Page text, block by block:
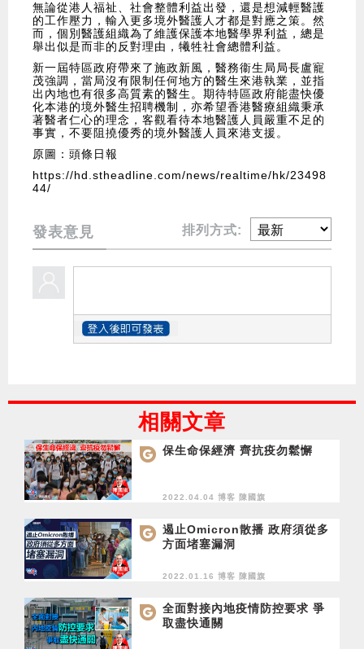
無論從港人福祉、社會整體利益出發，還是想減輕醫護
的工作壓力，輸入更多境外醫護人才都是對應之策。然
而，個別醫護組織為了維護保護本地醫學界利益，總是
舉出似是而非的反對理由，犧牲社會總體利益。
新一屆特區政府帶來了施政新風，醫務衞生局局長盧寵
茂強調，當局沒有限制任何地方的醫生來港執業，並指
出內地也有很多高質素的醫生。期待特區政府能盡快優
化本港的境外醫生招聘機制，亦希望香港醫療組織秉承
著醫者仁心的理念，客觀看待本地醫護人員嚴重不足的
事實，不要阻撓優秀的境外醫護人員來港支援。
原圖：頭條日報
https://hd.stheadline.com/news/realtime/hk/23498
44/
發表意見 排列方式:
相關文章
保生命保經濟 齊抗疫勿鬆懈
2022.04.04 博客 陳國旗
遏止Omicron散播 政府須從多
方面堵塞漏洞
2022.01.16 博客 陳國旗
全面對接內地疫情防控要求 爭
取盡快通關